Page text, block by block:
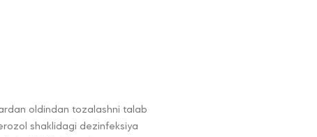
oldindan tozalashni talab
shaklidagi dezinfeksiya